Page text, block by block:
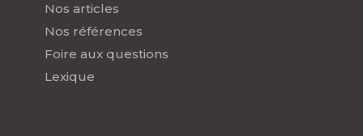
Nos articles
Nos références
Foire aux questions
Lexique